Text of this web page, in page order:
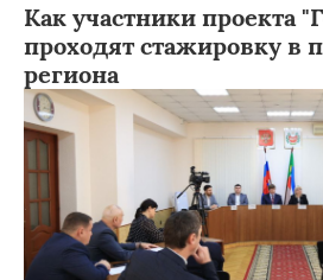
Как участники проекта
проходят стажировку в
региона